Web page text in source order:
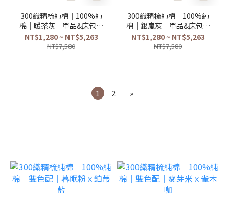
300織精梳純棉｜100%純
棉｜暖茶灰｜單品&床包被
套組
NT$1,280 ~ NT$5,263
NT$7,580
300織精梳純棉｜100%純
棉｜銀嵐灰｜單品&床包被
套組
NT$1,280 ~ NT$5,263
NT$7,580
1 2 »